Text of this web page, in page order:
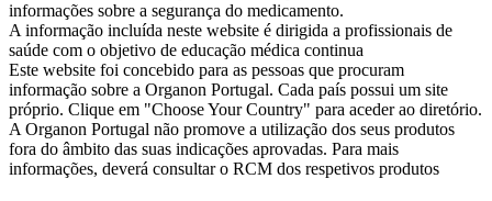
informações sobre a segurança do medicamento.
A informação incluída neste website é dirigida a profissionais de
saúde com o objetivo de educação médica continua
Este website foi concebido para as pessoas que procuram
informação sobre a Organon Portugal. Cada país possui um site
próprio. Clique em "Choose Your Country" para aceder ao diretório.
A Organon Portugal não promove a utilização dos seus produtos
fora do âmbito das suas indicações aprovadas. Para mais
informações, deverá consultar o RCM dos respetivos produtos